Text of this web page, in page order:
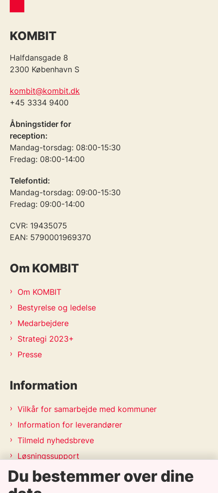
KOMBIT
Halfdansgade 8
2300 København S
kombit@kombit.dk
+45 3334 9400
Åbningstider for
reception:
Mandag-torsdag: 08:00-15:30
Fredag: 08:00-14:00
Telefontid:
Mandag-torsdag: 09:00-15:30
Fredag: 09:00-14:00
CVR: 19435075
EAN: 5790001969370
Om KOMBIT
Om KOMBIT
Bestyrelse og ledelse
Medarbejdere
Strategi 2023+
Presse
Information
Vilkår for samarbejde med kommuner
Information for leverandører
Tilmeld nyhedsbreve
Løsningssupport
Releasekalender
APV-handleplan 2026
Du bestemmer over dine